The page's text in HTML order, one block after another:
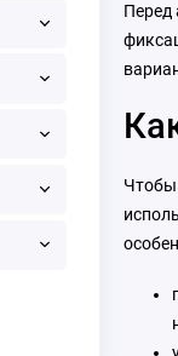
Перед
Чтобы